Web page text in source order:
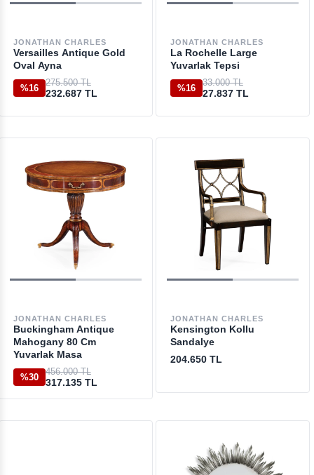
JONATHAN CHARLES
Versailles Antique Gold
Oval Ayna
%16
275.500 TL
232.687 TL
JONATHAN CHARLES
La Rochelle Large
Yuvarlak Tepsi
%16
33.000 TL
27.837 TL
JONATHAN CHARLES
Buckingham Antique
Mahogany 80 Cm
Yuvarlak Masa
%30
456.000 TL
317.135 TL
JONATHAN CHARLES
Kensington Kollu
Sandalye
204.650 TL